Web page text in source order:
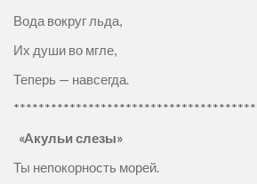
Вода вокруг льда,
Их души во мгле,
Теперь — навсегда.
«Aкульи слезы»
Ты непокорность морей.